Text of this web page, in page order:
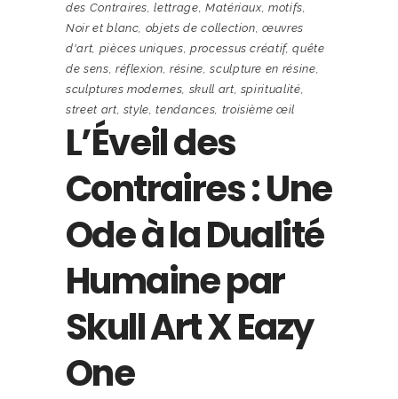
des Contraires,lettrage, Matériaux,motifs,
Noir et blanc, objets de collection,œuvres
d'art, pièces uniques, processus créatif,quête
de sens, réflexion,résine,sculpture en résine,
sculptures modernes, skull art, spiritualité,
street art, style,tendances, troisième œil
L’Éveil des
Contraires : Une
Ode à la Dualité
Humaine par
Skull Art X Eazy
One